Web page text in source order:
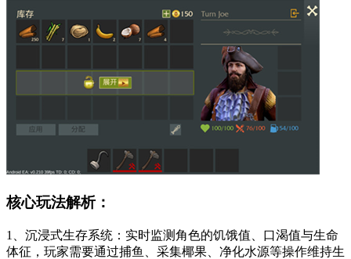
核心玩法解析：
1、沉浸式生存系统：实时监测角色的饥饿值、口渴值与生命
体征，玩家需要通过捕鱼、采集椰果、净化水源等操作维持生